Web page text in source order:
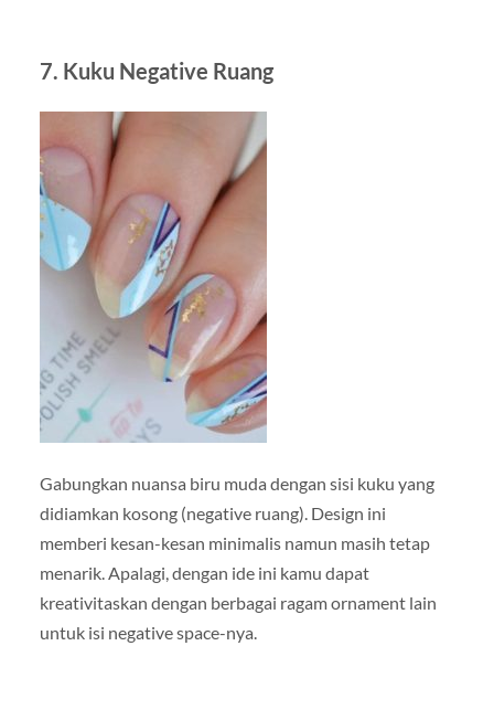
7. Kuku Negative Ruang
Gabungkan nuansa biru muda dengan sisi kuku yang
didiamkan kosong (negative ruang). Design ini
memberi kesan-kesan minimalis namun masih tetap
menarik. Apalagi, dengan ide ini kamu dapat
kreativitaskan dengan berbagai ragam ornament lain
untuk isi negative space-nya.